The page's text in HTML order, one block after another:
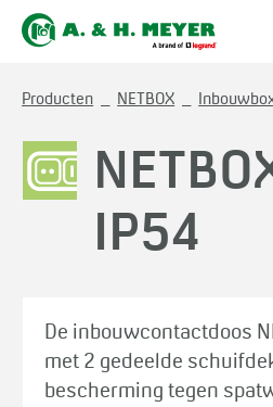
Producten NETBOX
IP54
De inbouwcontactdoos
met 2 gedeelde
bescherming tegen